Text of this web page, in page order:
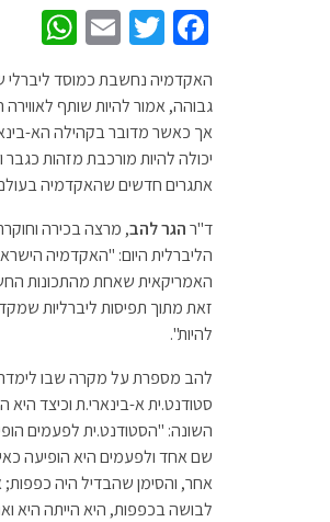
Fa
b
o
o
k
T
tt
er
E
ail
W
h
at
sA
p
p
האקדמיה נחשבת כמוסד ליברלי
גבוהה, אמור להיות שותף
אך כאשר מדובר בקהילה הא-
יכולה להיות מורכבת מזהות כגבר
אתגרים חדשים שהאקדמיה
ד"רהגר להב, מרצה בכירה
זאת מתוך תפיסות ליברליות
להיות".
להב מספרת על מקרה שבו
סטודנט.ית א-בינארי.ת וכיצד
השונה: "הסטודנט.ית לפעמים
שם אחד ולפעמים היא הופיעה
אחר, והסימן שהבדיל היה כפפות;
לבושה בכפפות, היא הייתה היא